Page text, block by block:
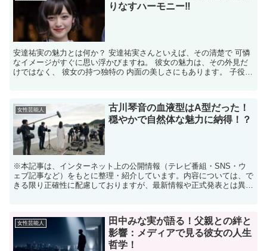
りなすハーモニー‼
安達祐実の魅力とは何か？ 安達祐実さんといえば、その清楚で 可憐
なイメージがすぐに思い浮かびますね。 彼女の魅力は、その外見だ
けではなく、 彼女の持つ独特の 内面の美しさにもあります。 子役と
女性芸能人
古川琴音の血液型はA型だった！
穏やかで自然体な魅力に納得！？
※本記事は、インターネット上の公開情報（テレビ番組・SNS・ウ
ェブ記事など）をもとに整理・紹介しています。内容については、で
きる限り正確性に配慮しておりますが、最新情報や正式発表とは異な
女性芸能人
田中みな実が語る！父親との絆と
影響：メディアで見る彼女の人生
哲学！